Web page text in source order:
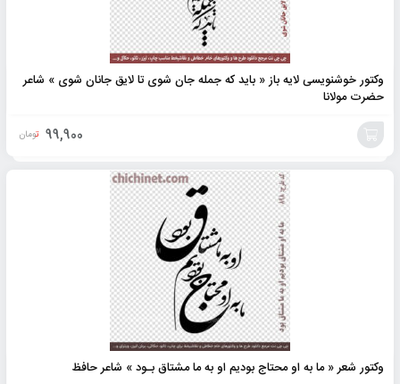
وکتور خوشنویسی لایه باز « باید که جمله جان شوی تا لایق جانان شوی » شاعر
حضرت مولانا
99,900 تومان
وکتور شعر « ما به او محتاج بودیم او به ما مشتاق بـود » شاعر حافظ